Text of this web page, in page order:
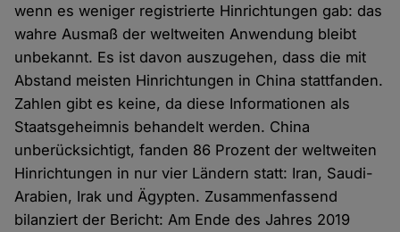
wenn es weniger registrierte Hinrichtungen gab: das
wahre Ausmaß der weltweiten Anwendung bleibt
unbekannt. Es ist davon auszugehen, dass die mit
Abstand meisten Hinrichtungen in China stattfanden.
Zahlen gibt es keine, da diese Informationen als
Staatsgeheimnis behandelt werden. China
unberücksichtigt, fanden 86 Prozent der weltweiten
Hinrichtungen in nur vier Ländern statt: Iran, Saudi-
Arabien, Irak und Ägypten. Zusammenfassend
bilanziert der Bericht: Am Ende des Jahres 2019